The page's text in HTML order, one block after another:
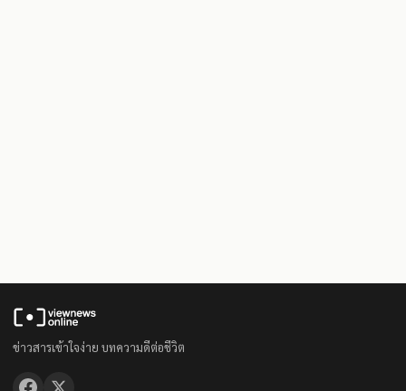
ข่าวสารเข้าใจง่าย บทความดีต่อชีวิต